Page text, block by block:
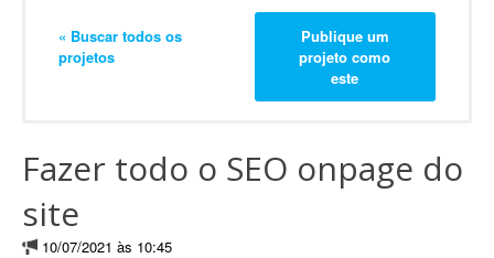
« Buscar todos os
projetos
Publique um
projeto como
este
Fazer todo o SEO onpage do
site
10/07/2021 às 10:45